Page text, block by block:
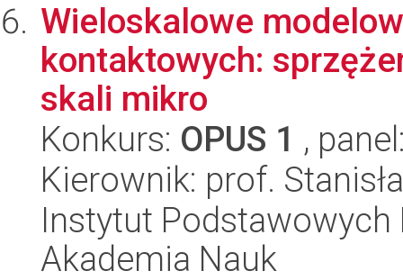
Wieloskalowe
kontaktowych:
skali mikro
Konkurs: OPUS 1 ,
Kierownik: prof.
Instytut
Akademia Nauk